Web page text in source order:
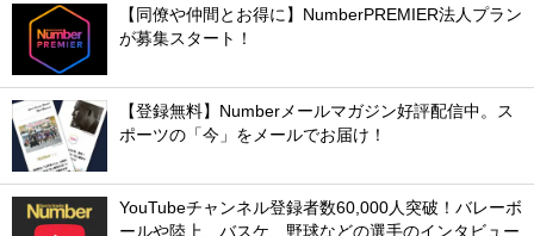
【同僚や仲間とお得に】NumberPREMIER法人プラン
が募集スタート！
【登録無料】Numberメールマガジン好評配信中。ス
ポーツの「今」をメールでお届け！
YouTubeチャンネル登録者数60,000人突破！バレーボ
ールや陸上、バスケ、野球などの選手のインタビュー